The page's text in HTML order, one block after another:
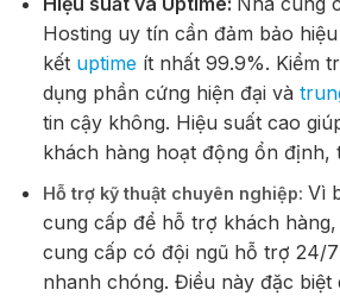
Hosting uy tín cần đảm bảo
kết uptimeít nhất 99.9%. Kiểm
dụng phần cứng hiện đại và
tin cậy không. Hiệu suất cao
khách hàng hoạt động ổn định,
Hỗ trợ kỹ thuật chuyên nghiệp: Vì
cung cấp để hỗ trợ khách
cung cấp có đội ngũ hỗ trợ 24/
nhanh chóng. Điều này đặc biệt